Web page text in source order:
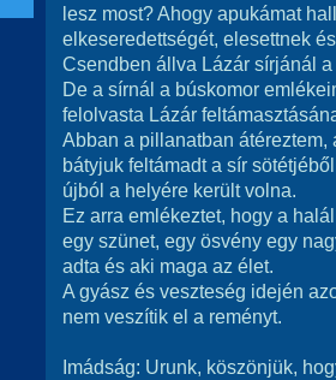
lesz most? Ahogy apukámat
elkeseredettségét, elesettnek
Csendben állva Lázár sírjánál
De a sírnál a búskomor
felolvasta Lázár
Abban a pillanatban átéreztem,
bátyjuk feltámadt a sír
újból a helyére került volna.
Ez arra emlékeztet, hogy a
egy szünet, egy ösvény egy
adta és aki maga az élet.
A gyász és veszteség idején
nem veszítik el a reményt.
Imádság: Urunk, köszönjük,